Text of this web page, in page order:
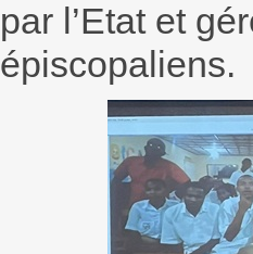
par l’Etat et
épiscopaliens.